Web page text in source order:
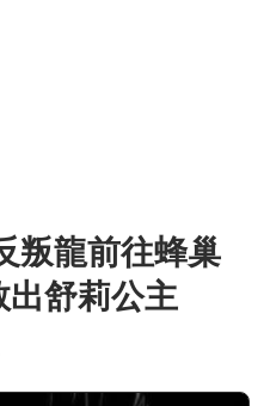
叛龍前往蜂巢
出舒莉公主